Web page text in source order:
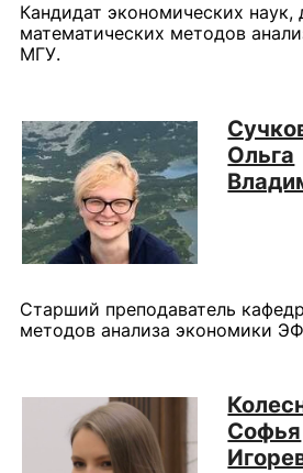
Кандидат экономических наук,
математических методов
МГУ.
Ольга
Старший преподаватель
методов анализа экономики
Софья